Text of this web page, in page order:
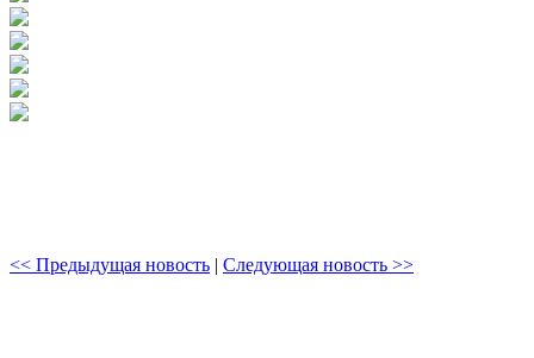
<< Предыдущая новость | Следующая новость >>